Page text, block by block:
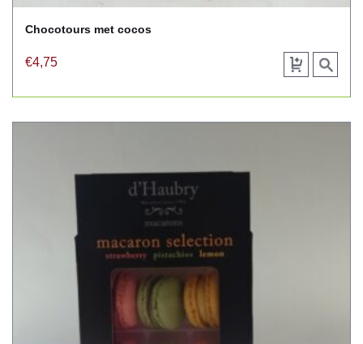
Chocotours met cocos
€4,75
View
product
Toevoegen
aan
winkelwagen